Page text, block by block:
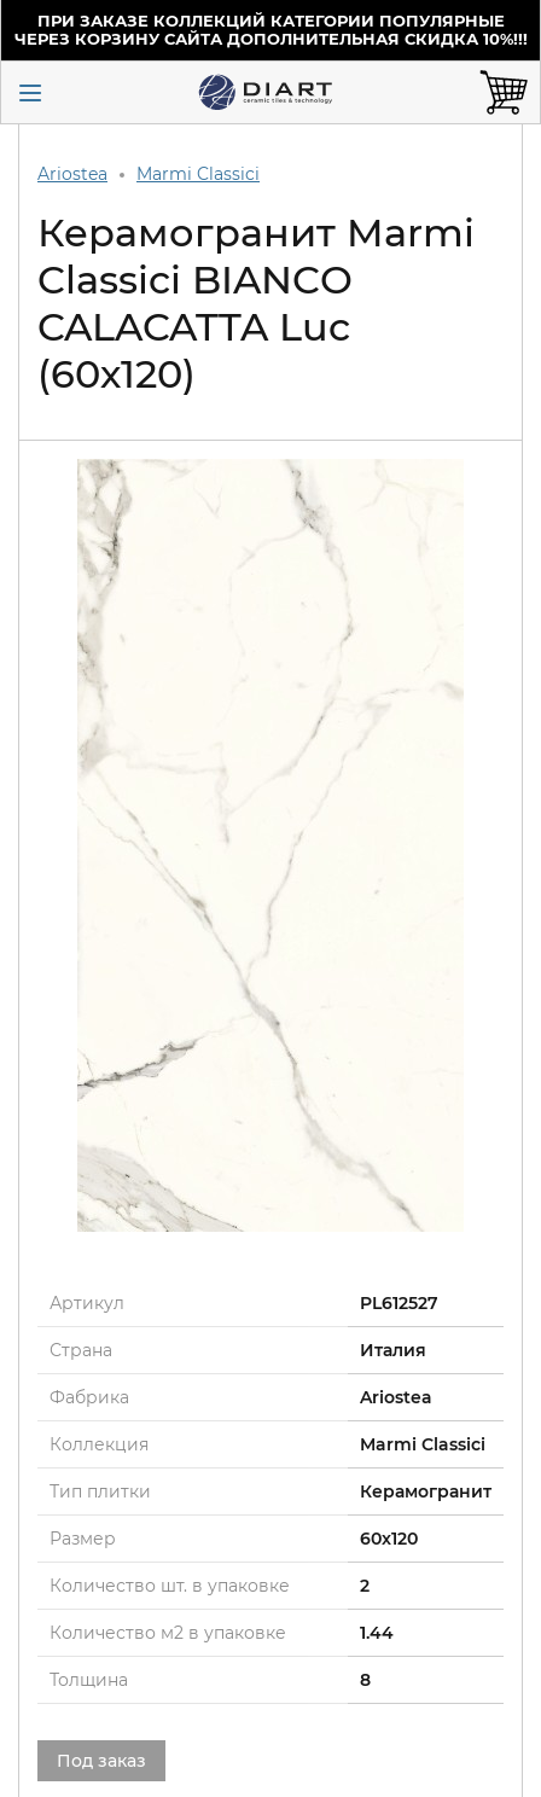
ПРИ ЗАКАЗЕ КОЛЛЕКЦИЙ КАТЕГОРИИ ПОПУЛЯРНЫЕ
ЧЕРЕЗ КОРЗИНУ САЙТА ДОПОЛНИТЕЛЬНАЯ СКИДКА 10%!!!
Ariostea Marmi Classici
Керамогранит Marmi
Classici BIANCO
CALACATTA Luc
(60х120)
Артикул PL612527
Страна Италия
Фабрика Ariostea
Коллекция Marmi Classici
Тип плитки Керамогранит
Размер 60x120
Количество шт. в упаковке 2
Количество м2 в упаковке 1.44
Толщина 8
Под заказ